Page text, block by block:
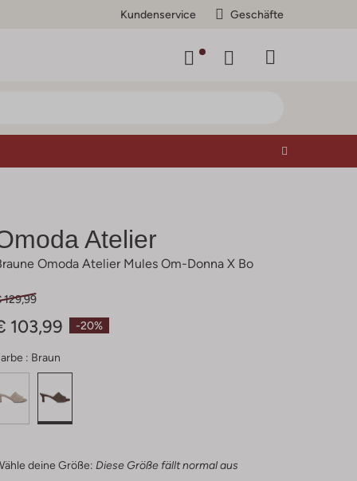
Kundenservice Geschäfte
Atelier
Omoda Atelier Mules Om-Donna X Bo
-20%
129,99
103,99
: Braun
deine Größe: Diese Größe fällt normal aus